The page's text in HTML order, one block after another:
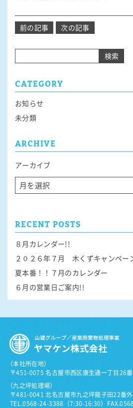
投
ナ
ビ
ー
シ
ョ
ン
前の記事 次の記事
検索
CATEGORY
お知らせ
未分類
ARCHIVE
アーカイブ
RECENT POSTS
８月カレンダー!!
２０２６年７月 木くずキャンペー
夏本番！！７月のカレンダー
６月の営業日ご案内!!
（本社所在地）
〒451-0075 名古屋市西区康生通一丁目26
（九之坪処理場）
〒481-0041 北名古屋市九之坪龍子田22番
TEL.0568-24-3388（7:30-16:30）